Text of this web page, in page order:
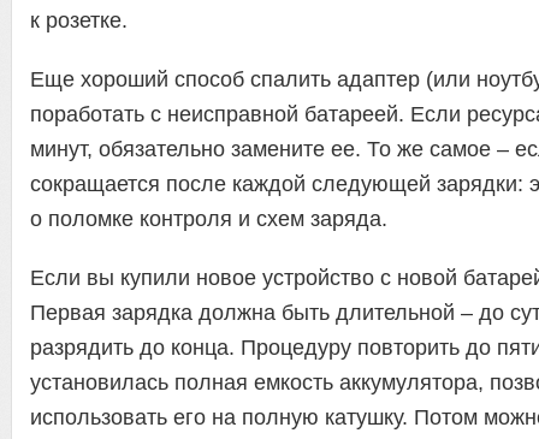
к розетке.
Еще хороший способ спалить адаптер (или
поработать с неисправной батареей. Если
минут, обязательно замените ее. То же самое –
сокращается после каждой следующей зарядки:
о поломке контроля и схем заряда.
Если вы купили новое устройство с новой
Первая зарядка должна быть длительной – до
разрядить до конца. Процедуру повторить до
установилась полная емкость аккумулятора,
использовать его на полную катушку. Потом